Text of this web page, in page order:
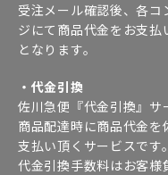
受注メール確認後、各コ
ジにて商品代金をお支
となります。
・代金引換
佐川急便『代金引換』サ
商品配達時に商品代金
支払い頂くサービスです。
代金引換手数料はお客様